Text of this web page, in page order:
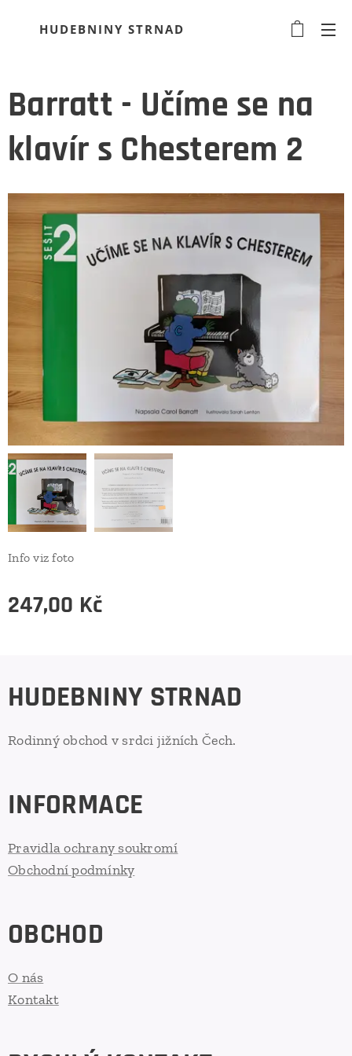
HUDEBNINY STRNAD
Barratt - Učíme se na
klavír s Chesterem 2
Info viz foto
247,00 Kč
HUDEBNINY STRNAD
Rodinný obchod v srdci jižních Čech.
INFORMACE
Pravidla ochrany soukromí
Obchodní podmínky
OBCHOD
O nás
Kontakt